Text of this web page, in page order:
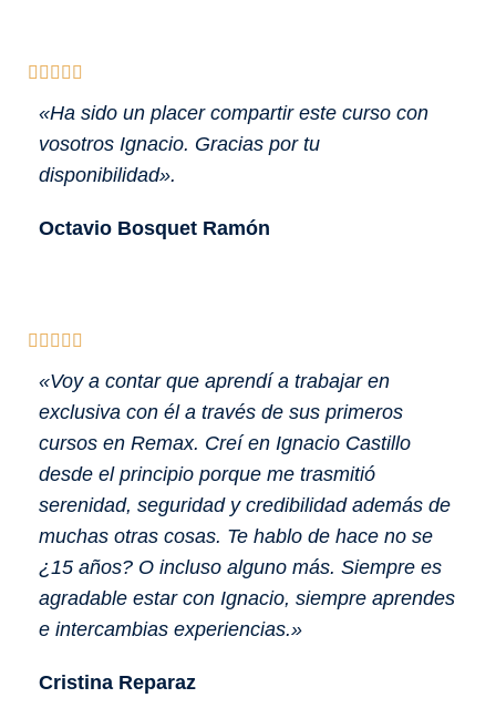
    
«Ha sido un placer compartir este curso con
vosotros Ignacio. Gracias por tu
disponibilidad».
Octavio Bosquet Ramón
    
«Voy a contar que aprendí a trabajar en
exclusiva con él a través de sus primeros
cursos en Remax. Creí en Ignacio Castillo
desde el principio porque me trasmitió
serenidad, seguridad y credibilidad además de
muchas otras cosas. Te hablo de hace no se
¿15 años? O incluso alguno más. Siempre es
agradable estar con Ignacio, siempre aprendes
e intercambias experiencias.»
Cristina Reparaz